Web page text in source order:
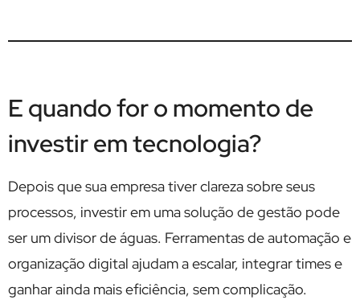
E quando for o momento de
investir em tecnologia?
Depois que sua empresa tiver clareza sobre seus
processos, investir em uma solução de gestão pode
ser um divisor de águas. Ferramentas de automação e
organização digital ajudam a escalar, integrar times e
ganhar ainda mais eficiência, sem complicação.